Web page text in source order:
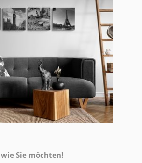
Sie möchten!